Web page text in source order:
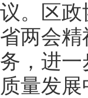
议。区
省两会
务，进
质量发